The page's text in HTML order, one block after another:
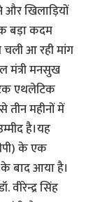
खिलाड़ियों
बड़ा कदम
चली आ रही मांग
मंत्री मनसुख
एथलेटिक
तीन महीनों में
है।यह
के एक
बाद आया है।
वीरेन्द्र सिंह